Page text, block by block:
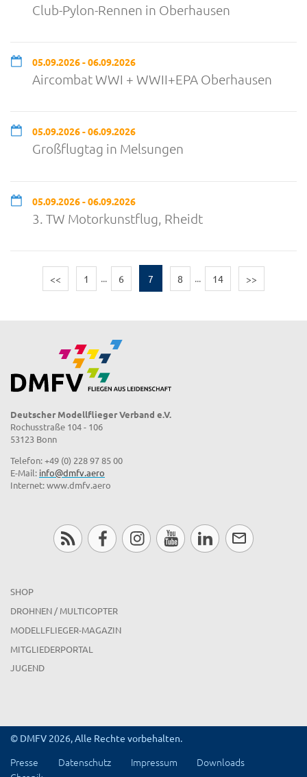
Club-Pylon-Rennen in Oberhausen
05.09.2026 - 06.09.2026
Aircombat WWI + WWII+EPA Oberhausen
05.09.2026 - 06.09.2026
Großflugtag in Melsungen
05.09.2026 - 06.09.2026
3. TW Motorkunstflug, Rheidt
<< 1 ... 6 7 8 ... 14 >>
Deutscher Modellflieger Verband e.V.
Rochusstraße 104 - 106
53123 Bonn
Telefon: +49 (0) 228 97 85 00
E-Mail: info@dmfv.aero
Internet: www.dmfv.aero
SHOP
DROHNEN / MULTICOPTER
MODELLFLIEGER-MAGAZIN
MITGLIEDERPORTAL
JUGEND
© DMFV 2026, Alle Rechte vorbehalten.
Presse Datenschutz Impressum
Downloads